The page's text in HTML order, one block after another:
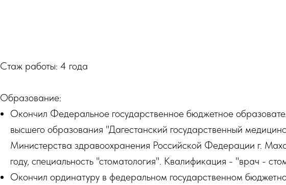
Стаж работы: 4 года
Образование:
Окончил Федеральное государственное бюджетное
высшего образования "Дагестанский государственный
Министерства здравоохранения Российской Федерации г.
году, специальность "стоматология". Квалификация - "врач -
Окончил ординатуру в федеральном государственном